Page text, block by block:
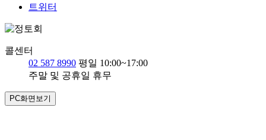
트위터
콜센터
02 587 8990 평일 10:00~17:00
주말 및 공휴일 휴무
PC화면보기